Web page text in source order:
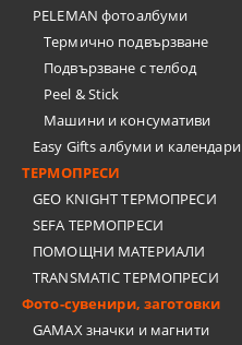
PELEMAN фотоалбуми
Термично подвързване
Подвързване с телбод
Peel & Stick
Машини и консумативи
Easy Gifts албуми и календари
ТЕРМОПРЕСИ
GEO KNIGHT ТЕРМОПРЕСИ
SEFA ТЕРМОПРЕСИ
ПОМОЩНИ МАТЕРИАЛИ
TRANSMATIC ТЕРМОПРЕСИ
Фото-сувенири, заготовки
GAMAX значки и магнити